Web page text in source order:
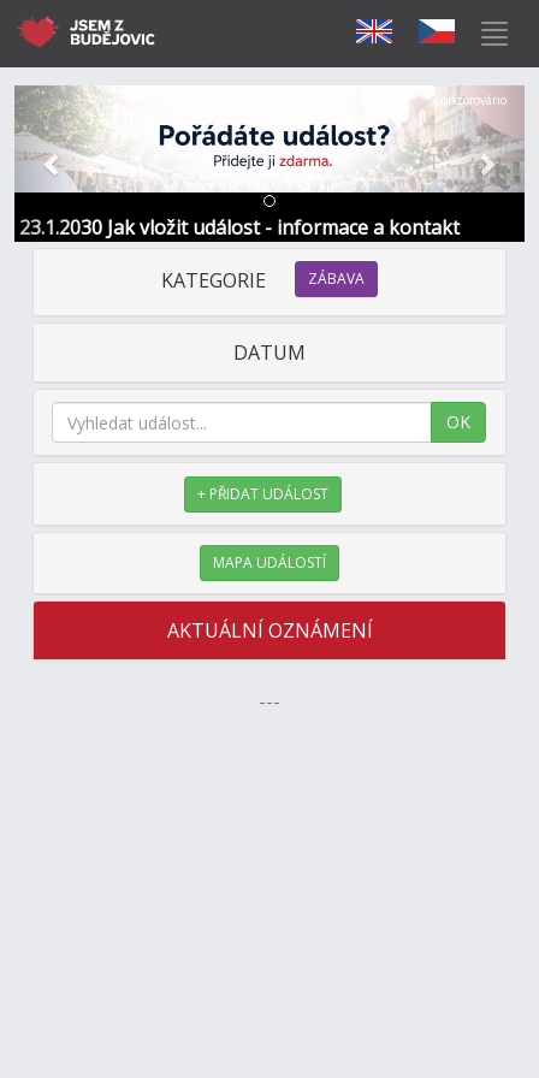
23.1.2030 Jak vložit událost - informace a kontakt
Předchozí Další
Sponzorováno
KATEGORIE ZÁBAVA
DATUM
OK
+ PŘIDAT UDÁLOST
MAPA UDÁLOSTÍ
AKTUÁLNÍ OZNÁMENÍ
---